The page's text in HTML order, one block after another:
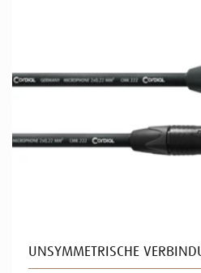
UNSYMMETRISCHE